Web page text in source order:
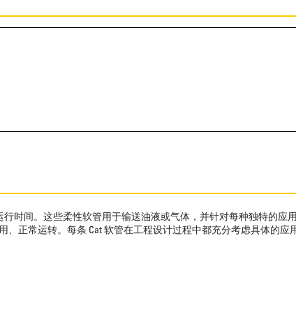
时间。这些柔性软管用于输送油液或气体，并针对每种独特的
、正常运转。每条 Cat 软管在工程设计过程中都充分考虑具体的